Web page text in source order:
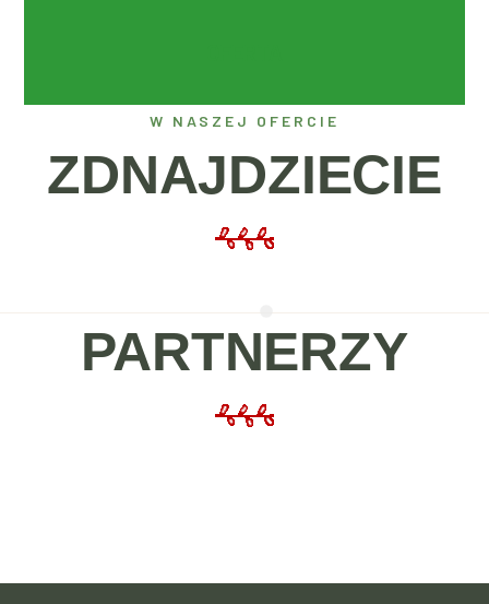
W NASZEJ OFERCIE
ZDNAJDZIECIE
PARTNERZY